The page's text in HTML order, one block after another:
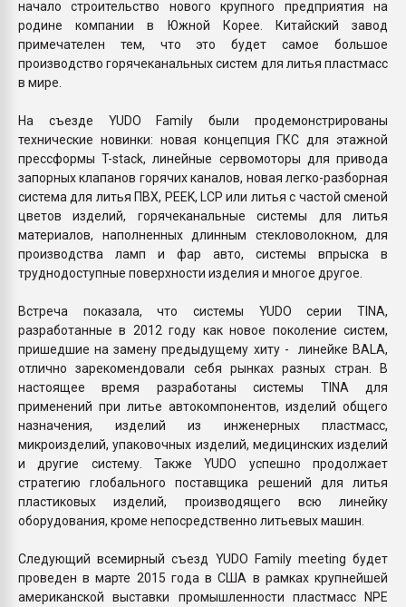
начало строительство нового крупного предприятия на
родине компании в Южной Корее. Китайский завод
примечателен тем, что это будет самое большое
производство горячеканальных систем для литья пластмасс
в мире.
На съезде YUDO Family были продемонстрированы
технические новинки: новая концепция ГКС для этажной
прессформы T-stack, линейные сервомоторы для привода
запорных клапанов горячих каналов, новая легко-разборная
система для литья ПВХ, PEEK, LCP или литья с частой сменой
цветов изделий, горячеканальные системы для литья
материалов, наполненных длинным стекловолокном, для
производства ламп и фар авто, системы впрыска в
труднодоступные поверхности изделия и многое другое.
Встреча показала, что системы YUDO серии TINA,
разработанные в 2012 году как новое поколение систем,
пришедшие на замену предыдущему хиту - линейке BALA,
отлично зарекомендовали себя рынках разных стран. В
настоящее время разработаны системы TINA для
применений при литье автокомпонентов, изделий общего
назначения, изделий из инженерных пластмасс,
микроизделий, упаковочных изделий, медицинских изделий
и другие систему. Также YUDO успешно продолжает
стратегию глобального поставщика решений для литья
пластиковых изделий, производящего всю линейку
оборудования, кроме непосредственно литьевых машин.
Следующий всемирный съезд YUDO Family meeting будет
проведен в марте 2015 года в США в рамках крупнейшей
американской выставки промышленности пластмасс NPE